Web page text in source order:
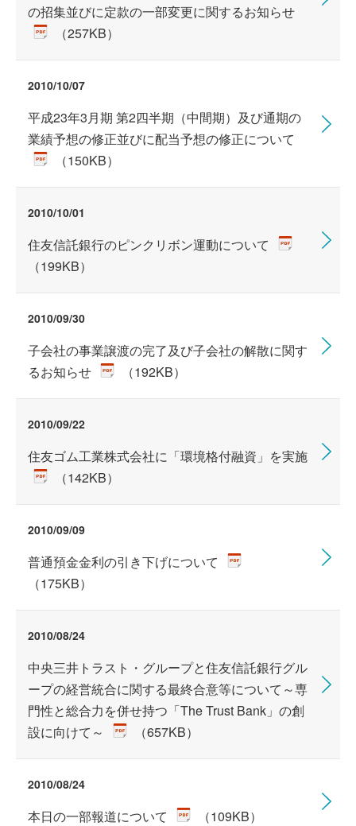
の招集並びに定款の一部変更に関するお知らせ
（257KB）
2010/10/07
平成23年3月期 第2四半期（中間期）及び通期の
業績予想の修正並びに配当予想の修正について
（150KB）
2010/10/01
住友信託銀行のピンクリボン運動について
（199KB）
2010/09/30
子会社の事業譲渡の完了及び子会社の解散に関す
るお知らせ
（192KB）
2010/09/22
住友ゴム工業株式会社に「環境格付融資」を実施
（142KB）
2010/09/09
普通預金金利の引き下げについて
（175KB）
2010/08/24
中央三井トラスト・グループと住友信託銀行グル
ープの経営統合に関する最終合意等について～専
門性と総合力を併せ持つ「The Trust Bank」の創
設に向けて～
（657KB）
2010/08/24
本日の一部報道について （109KB）